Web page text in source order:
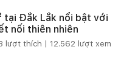
tại Đắk Lắk nổi bật với
nối thiên nhiên
lượt thích | 12.562 lượt xem